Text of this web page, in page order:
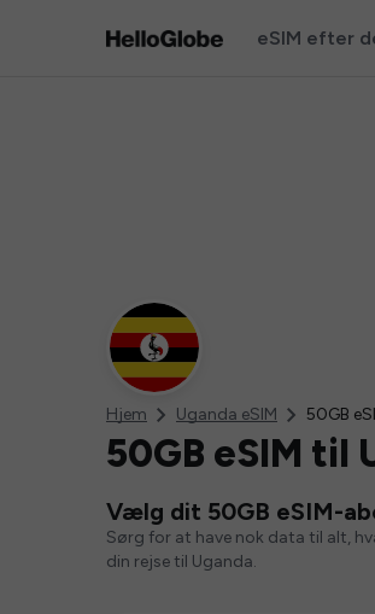
eSIM efter
Hjem Uganda eSIM 50GB
50GB eSIM til
Vælg dit 50GB eSIM-
Sørg for at have nok data til alt,
din rejse til Uganda.